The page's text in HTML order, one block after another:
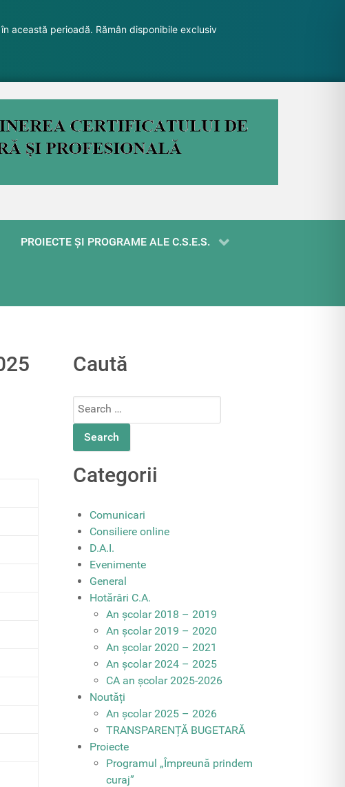
această perioadă. Rămân disponibile exclusiv
PROIECTE ŞI PROGRAME ALE C.S.E.S.
Caută
Search
Categorii
Comunicari
Consiliere online
D.A.I.
Evenimente
General
Hotărâri C.A.
An școlar 2018 – 2019
An școlar 2019 – 2020
An școlar 2020 – 2021
An școlar 2024 – 2025
CA an școlar 2025-2026
Noutăți
An școlar 2025 – 2026
TRANSPARENȚĂ BUGETARĂ
Proiecte
Programul „Împreună prindem
curaj”